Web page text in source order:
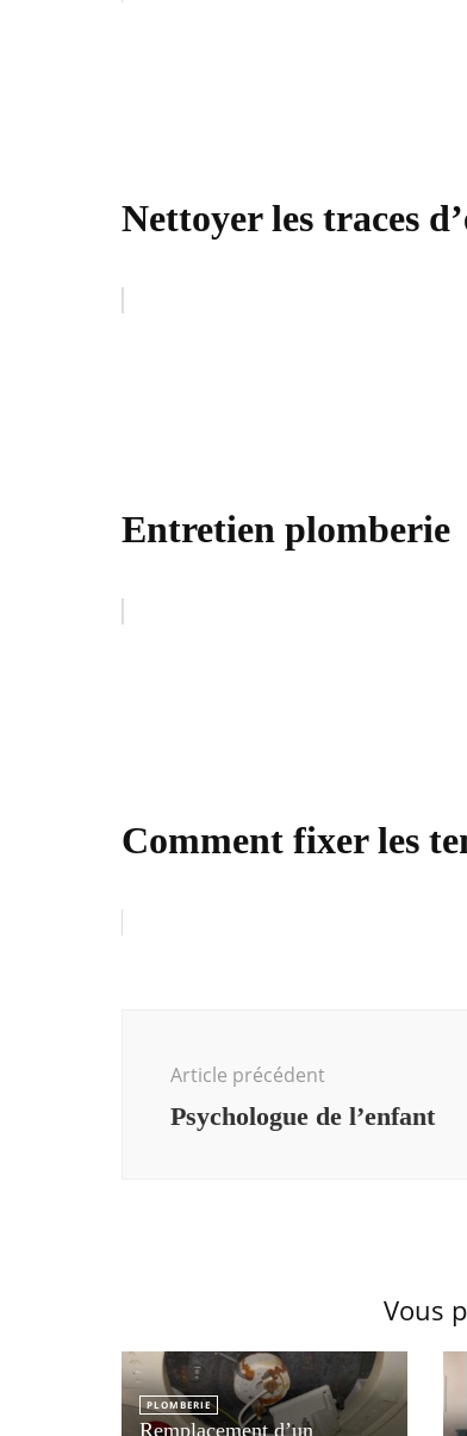
Nettoyer les traces
Entretien plomberie
Comment fixer les
Article précédent
Psychologue de l’enfant
Vous
PLOMBERIE
Remplacement d’un